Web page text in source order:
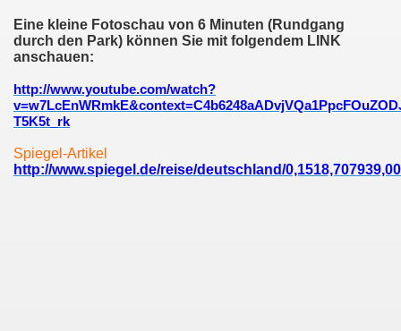
Eine kleine Fotoschau von 6 Minuten (Rundgang
durch den Park) können Sie mit folgendem LINK
anschauen:
http://www.youtube.com/watch?
T5K5t_rk
Spiegel-Artikel
http://www.spiegel.de/reise/deutschland/